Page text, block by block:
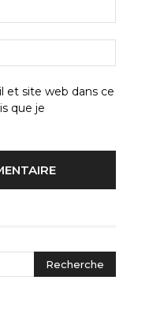
et site web dans ce
que je